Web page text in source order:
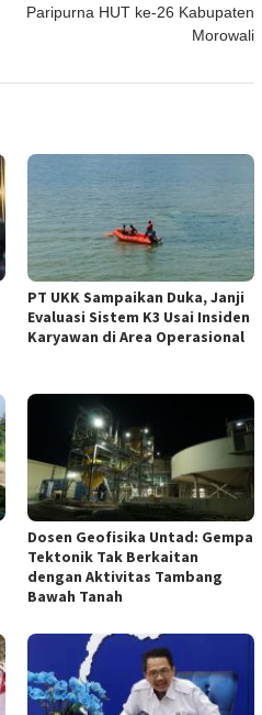
Paripurna HUT ke-26 Kabupaten
Morowali
PT UKK Sampaikan Duka, Janji
Evaluasi Sistem K3 Usai Insiden
Karyawan di Area Operasional
Dosen Geofisika Untad: Gempa
Tektonik Tak Berkaitan
dengan Aktivitas Tambang
Bawah Tanah